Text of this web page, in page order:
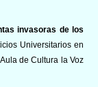
invasoras de los
Universitarios en
de Cultura la Voz